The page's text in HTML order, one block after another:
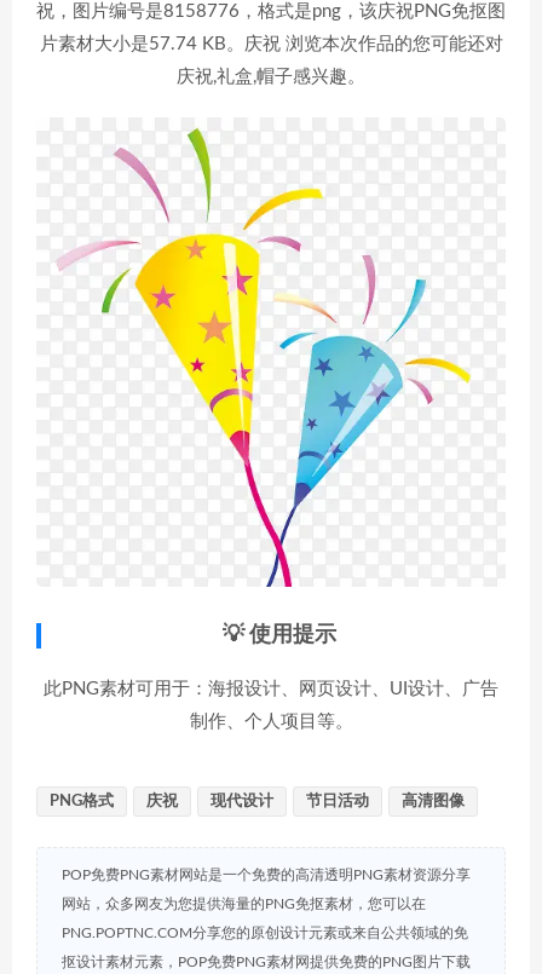
祝，图片编号是8158776，格式是png，该庆祝PNG免抠图
片素材大小是57.74 KB。庆祝 浏览本次作品的您可能还对
庆祝,礼盒,帽子感兴趣。
💡 使用提示
此PNG素材可用于：海报设计、网页设计、UI设计、广告
制作、个人项目等。
PNG格式 庆祝 现代设计 节日活动 高清图像
POP免费PNG素材网站是一个免费的高清透明PNG素材资源分享
网站，众多网友为您提供海量的PNG免抠素材，您可以在
PNG.POPTNC.COM分享您的原创设计元素或来自公共领域的免
抠设计素材元素，POP免费PNG素材网提供免费的PNG图片下载